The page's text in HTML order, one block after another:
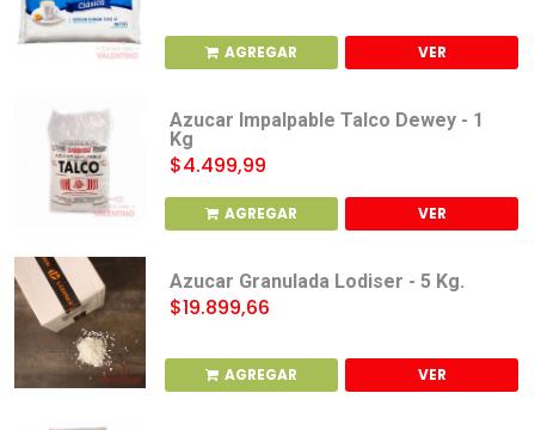
AGREGAR VER
Azucar Impalpable Talco Dewey - 1
Kg
$4.499,99
AGREGAR VER
Azucar Granulada Lodiser - 5 Kg.
$19.899,66
AGREGAR VER